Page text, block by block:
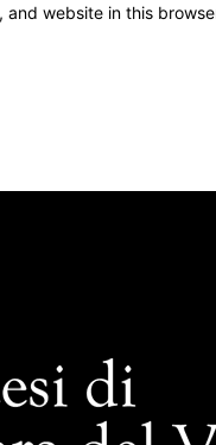
and website in this